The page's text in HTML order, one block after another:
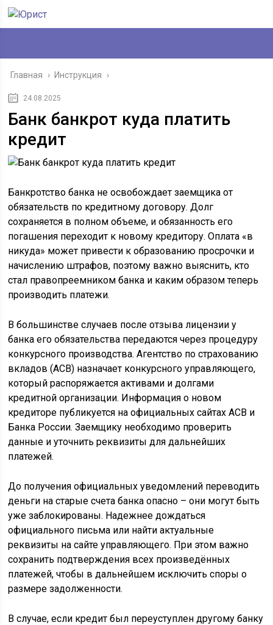
Главная › Инструкция ›
24.08.2025
Банк банкрот куда платить
кредит
Банкротство банка не освобождает заемщика от
обязательств по кредитному договору. Долг
сохраняется в полном объеме, и обязанность его
погашения переходит к новому кредитору. Оплата «в
никуда» может привести к образованию просрочки и
начислению штрафов, поэтому важно выяснить, кто
стал правопреемником банка и каким образом теперь
производить платежи.
В большинстве случаев после отзыва лицензии у
банка его обязательства передаются через процедуру
конкурсного производства. Агентство по страхованию
вкладов (АСВ) назначает конкурсного управляющего,
который распоряжается активами и долгами
кредитной организации. Информация о новом
кредиторе публикуется на официальных сайтах АСВ и
Банка России. Заемщику необходимо проверить
данные и уточнить реквизиты для дальнейших
платежей.
До получения официальных уведомлений переводить
деньги на старые счета банка опасно – они могут быть
уже заблокированы. Надежнее дождаться
официального письма или найти актуальные
реквизиты на сайте управляющего. При этом важно
сохранить подтверждения всех произведённых
платежей, чтобы в дальнейшем исключить споры о
размере задолженности.
В случае, если кредит был переуступлен другому банку